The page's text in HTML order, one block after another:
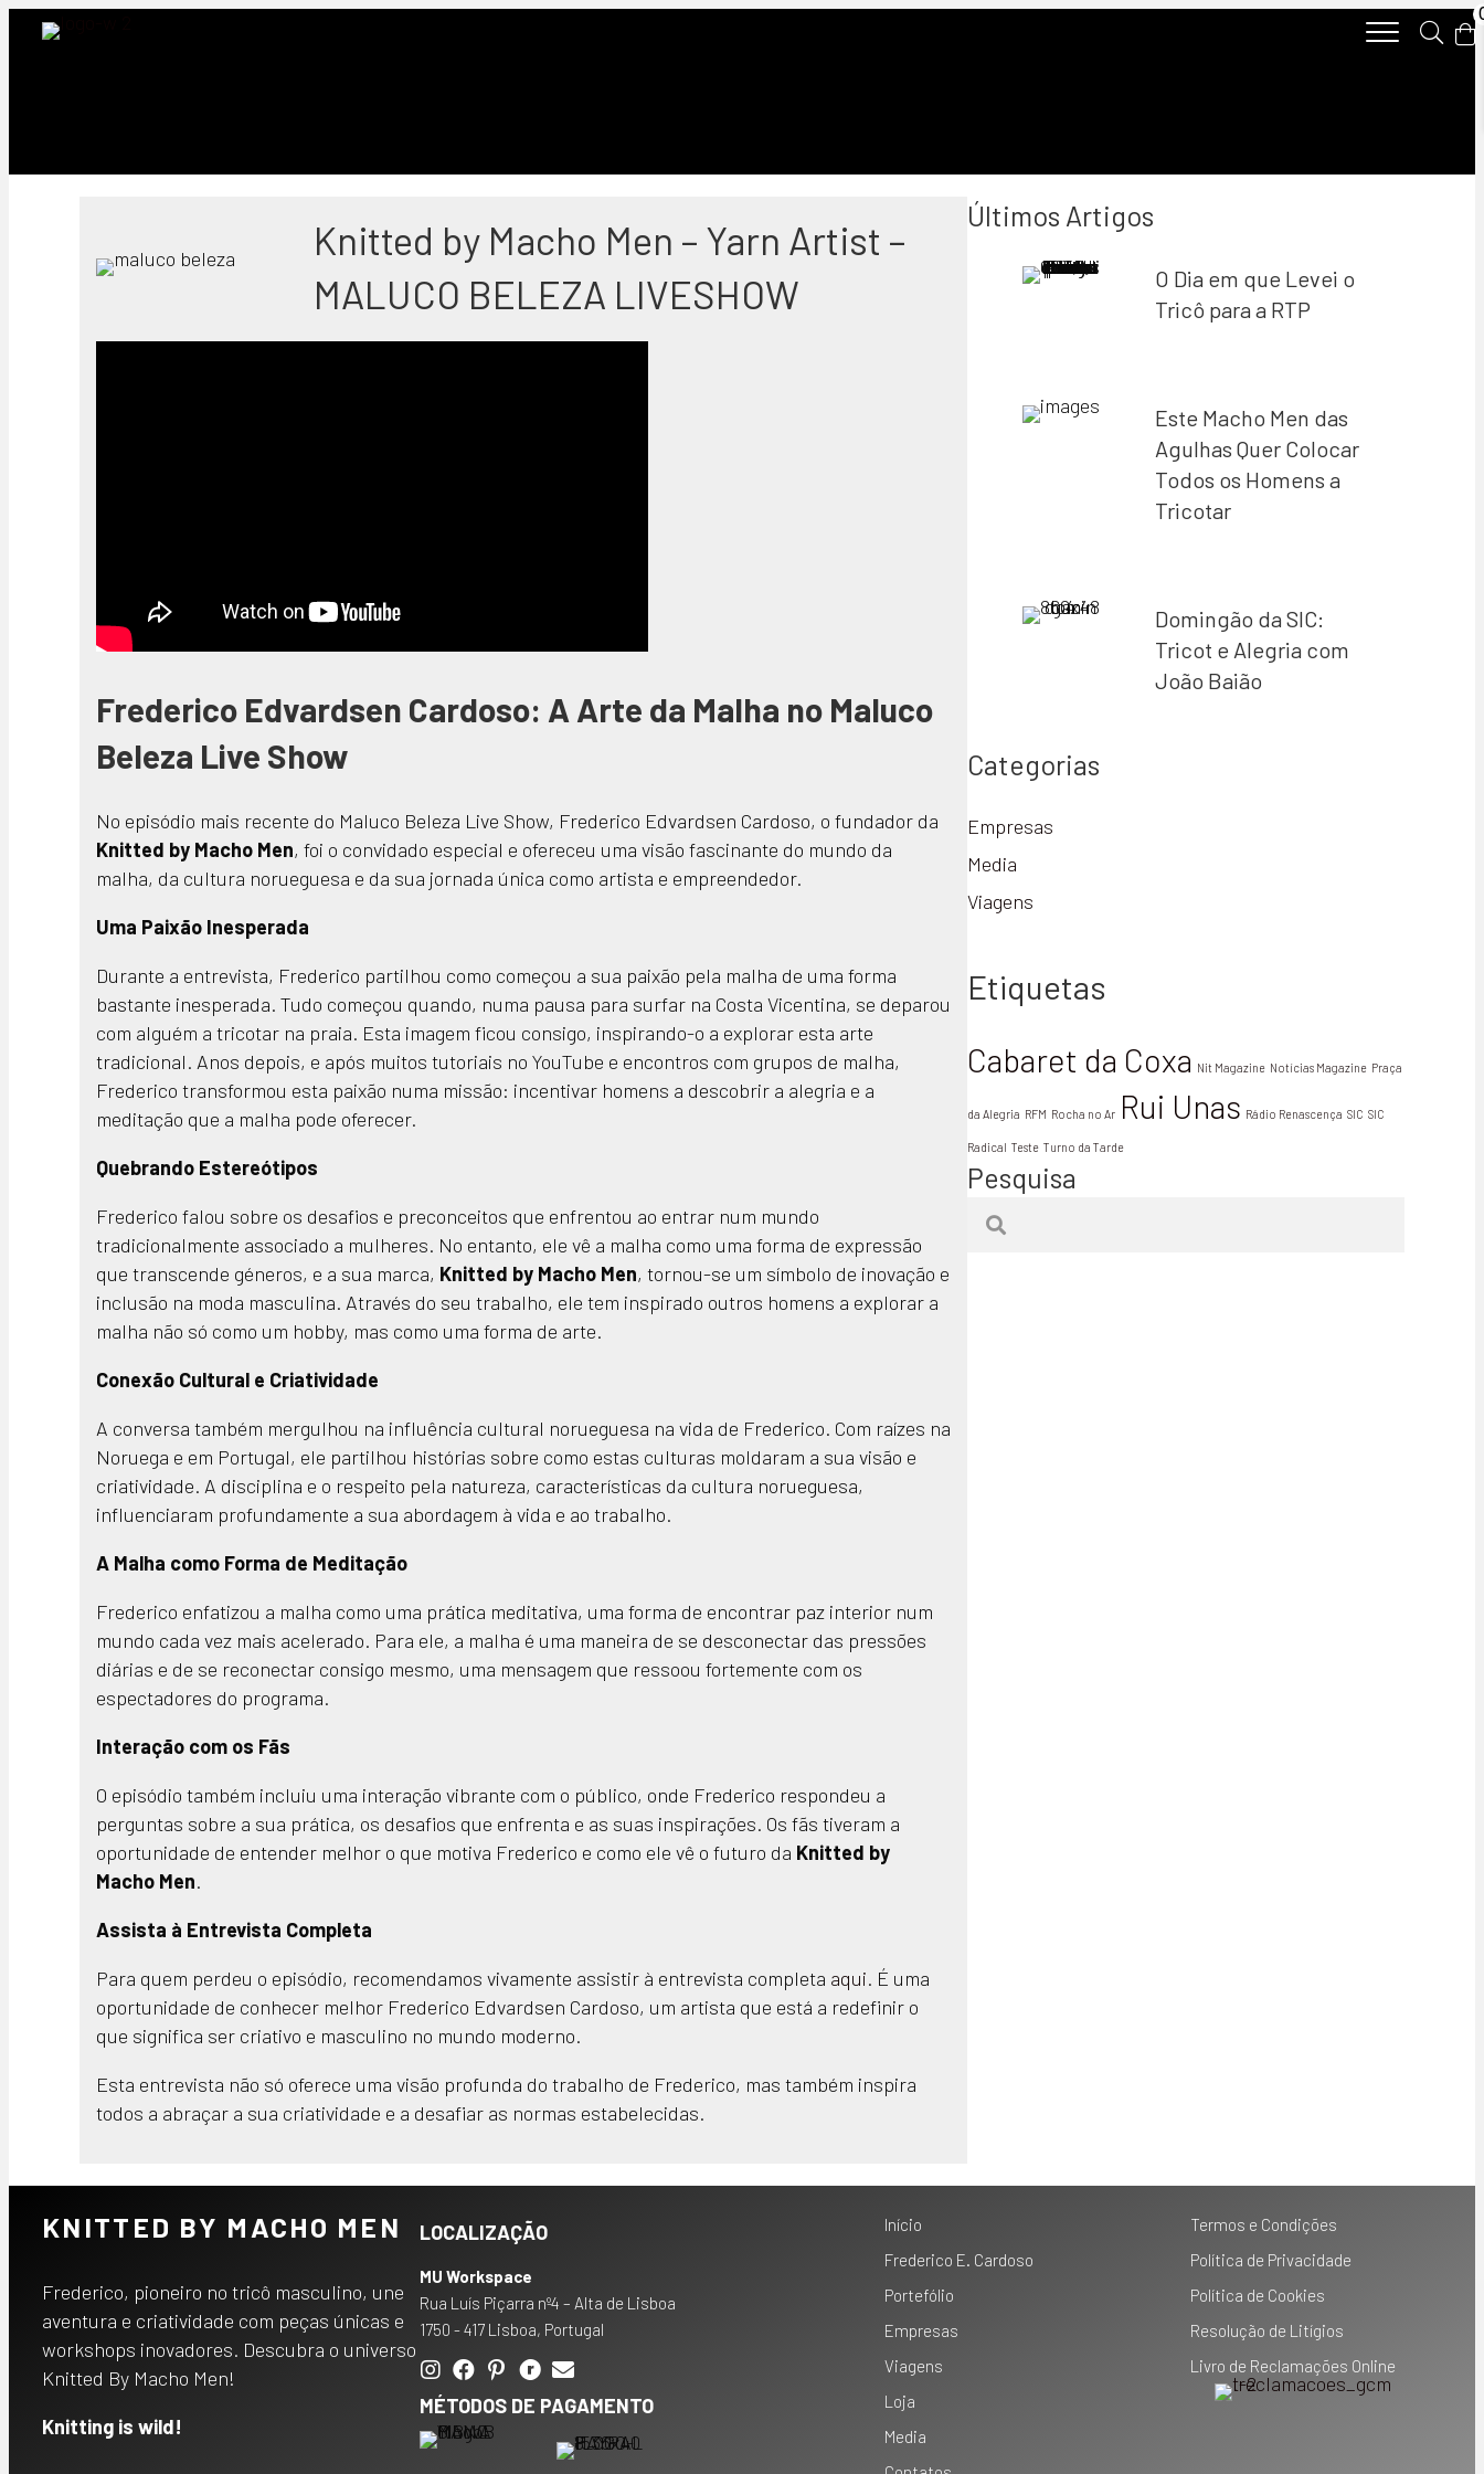
Knitted by Macho Men – Yarn Artist –
MALUCO BELEZA LIVESHOW
Frederico Edvardsen Cardoso: A Arte da Malha no Maluco
Beleza Live Show
No episódio mais recente do Maluco Beleza Live Show, Frederico Edvardsen Cardoso, o fundador da
Knitted by Macho Men, foi o convidado especial e ofereceu uma visão fascinante do mundo da
malha, da cultura norueguesa e da sua jornada única como artista e empreendedor.
Uma Paixão Inesperada
Durante a entrevista, Frederico partilhou como começou a sua paixão pela malha de uma forma
bastante inesperada. Tudo começou quando, numa pausa para surfar na Costa Vicentina, se deparou
com alguém a tricotar na praia. Esta imagem ficou consigo, inspirando-o a explorar esta arte
tradicional. Anos depois, e após muitos tutoriais no YouTube e encontros com grupos de malha,
Frederico transformou esta paixão numa missão: incentivar homens a descobrir a alegria e a
meditação que a malha pode oferecer.
Quebrando Estereótipos
Frederico falou sobre os desafios e preconceitos que enfrentou ao entrar num mundo
tradicionalmente associado a mulheres. No entanto, ele vê a malha como uma forma de expressão
que transcende géneros, e a sua marca, Knitted by Macho Men, tornou-se um símbolo de inovação e
inclusão na moda masculina. Através do seu trabalho, ele tem inspirado outros homens a explorar a
malha não só como um hobby, mas como uma forma de arte.
Conexão Cultural e Criatividade
A conversa também mergulhou na influência cultural norueguesa na vida de Frederico. Com raízes na
Noruega e em Portugal, ele partilhou histórias sobre como estas culturas moldaram a sua visão e
criatividade. A disciplina e o respeito pela natureza, características da cultura norueguesa,
influenciaram profundamente a sua abordagem à vida e ao trabalho.
A Malha como Forma de Meditação
Frederico enfatizou a malha como uma prática meditativa, uma forma de encontrar paz interior num
mundo cada vez mais acelerado. Para ele, a malha é uma maneira de se desconectar das pressões
diárias e de se reconectar consigo mesmo, uma mensagem que ressoou fortemente com os
espectadores do programa.
Interação com os Fãs
O episódio também incluiu uma interação vibrante com o público, onde Frederico respondeu a
perguntas sobre a sua prática, os desafios que enfrenta e as suas inspirações. Os fãs tiveram a
oportunidade de entender melhor o que motiva Frederico e como ele vê o futuro da Knitted by
Macho Men.
Assista à Entrevista Completa
Para quem perdeu o episódio, recomendamos vivamente assistir à entrevista completa aqui. É uma
oportunidade de conhecer melhor Frederico Edvardsen Cardoso, um artista que está a redefinir o
que significa ser criativo e masculino no mundo moderno.
Esta entrevista não só oferece uma visão profunda do trabalho de Frederico, mas também inspira
todos a abraçar a sua criatividade e a desafiar as normas estabelecidas.
Últimos Artigos
O Dia em que Levei o
Tricô para a RTP
Este Macho Men das
Agulhas Quer Colocar
Todos os Homens a
Tricotar
Domingão da SIC:
Tricot e Alegria com
João Baião
Categorias
Empresas
Media
Viagens
Etiquetas
Cabaret da Coxa Nit Magazine Notícias Magazine Praça
da Alegria RFM Rocha no Ar Rui Unas Rádio Renascença SIC SIC
Radical Teste Turno da Tarde
Pesquisa
KNITTED BY MACHO MEN
Frederico, pioneiro no tricô masculino, une
aventura e criatividade com peças únicas e
workshops inovadores. Descubra o universo
Knitted By Macho Men!
Knitting is wild!
LOCALIZAÇÃO
MU Workspace
Rua Luís Piçarra nº4 – Alta de Lisboa
1750 - 417 Lisboa, Portugal
MÉTODOS DE PAGAMENTO
Início
Frederico E. Cardoso
Portefólio
Empresas
Viagens
Loja
Media
Termos e Condições
Política de Privacidade
Política de Cookies
Resolução de Litígios
Livro de Reclamações Online